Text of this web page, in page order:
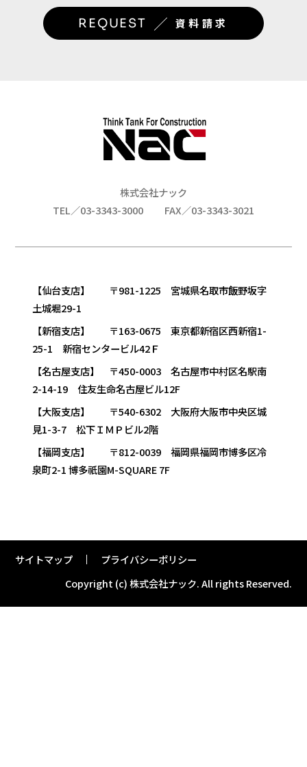
REQUEST ／ 資料請求
株式会社ナック
TEL／03-3343-3000
FAX／03-3343-3021
【仙台支店】 〒981-1225 宮城県名取市飯野坂字
土城堀29-1
【新宿支店】 〒163-0675 東京都新宿区西新宿1-
25-1 新宿センタービル42Ｆ
【名古屋支店】 〒450-0003 名古屋市中村区名駅南
2-14-19 住友生命名古屋ビル12F
【大阪支店】 〒540-6302 大阪府大阪市中央区城
見1-3-7 松下ＩＭＰビル2階
【福岡支店】 〒812-0039 福岡県福岡市博多区冷
泉町2-1 博多祇園M-SQUARE 7F
サイトマップ
プライバシーポリシー
Copyright (c) 株式会社ナック.All rights Reserved.